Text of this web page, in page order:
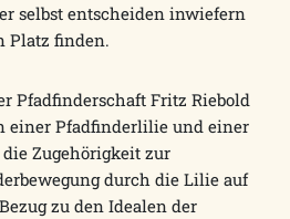
selbst entscheiden inwiefern
Platz finden.
Pfadfinderschaft Fritz Riebold
einer Pfadfinderlilie und einer
Zugehörigkeit zur
durch die Lilie auf
zu den Idealen der